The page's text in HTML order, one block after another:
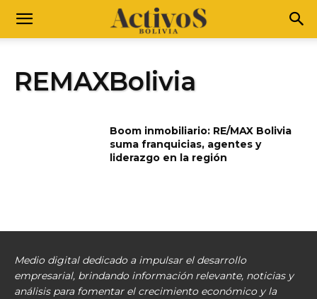
REMAXBolivia
Boom inmobiliario: RE/MAX Bolivia
suma franquicias, agentes y
liderazgo en la región
Medio digital dedicado a impulsar el desarrollo
empresarial, brindando información relevante, noticias y
análisis para fomentar el crecimiento económico y la